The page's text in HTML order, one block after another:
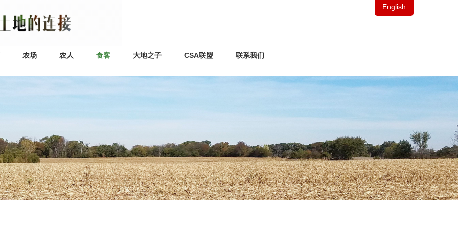
农场 农人 食客 大地之子 CSA联盟 联系我们
English